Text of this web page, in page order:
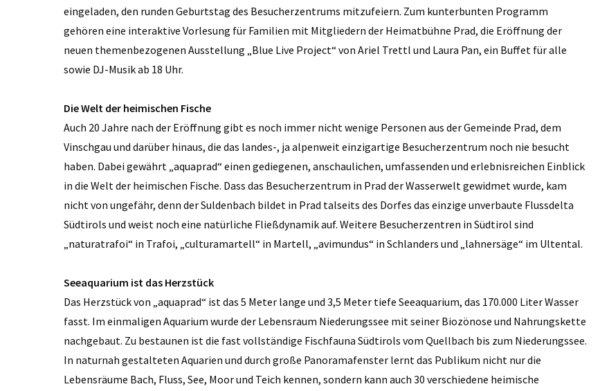
eingeladen, den runden Geburtstag des Besucherzentrums mitzufeiern. Zum kunterbunten Programm
gehören eine interaktive Vorlesung für Familien mit Mitgliedern der Heimatbühne Prad, die Eröffnung der
neuen themenbezogenen Ausstellung „Blue Live Project“ von Ariel Trettl und Laura Pan, ein Buffet für alle
sowie DJ-Musik ab 18 Uhr.
Die Welt der heimischen Fische
Auch 20 Jahre nach der Eröffnung gibt es noch immer nicht wenige Personen aus der Gemeinde Prad, dem
Vinschgau und darüber hinaus, die das landes-, ja alpenweit einzigartige Besucherzentrum noch nie besucht
haben. Dabei gewährt „aquaprad“ einen gediegenen, anschaulichen, umfassenden und erlebnisreichen Einblick
in die Welt der heimischen Fische. Dass das Besucherzentrum in Prad der Wasserwelt gewidmet wurde, kam
nicht von ungefähr, denn der Suldenbach bildet in Prad talseits des Dorfes das einzige unverbaute Flussdelta
Südtirols und weist noch eine natürliche Fließdynamik auf. Weitere Besucherzentren in Südtirol sind
„naturatrafoi“ in Trafoi, „culturamartell“ in Martell, „avimundus“ in Schlanders und „lahnersäge“ im Ultental.
Seeaquarium ist das Herzstück
Das Herzstück von „aquaprad“ ist das 5 Meter lange und 3,5 Meter tiefe Seeaquarium, das 170.000 Liter Wasser
fasst. Im einmaligen Aquarium wurde der Lebensraum Niederungssee mit seiner Biozönose und Nahrungskette
nachgebaut. Zu bestaunen ist die fast vollständige Fischfauna Südtirols vom Quellbach bis zum Niederungssee.
In naturnah gestalteten Aquarien und durch große Panoramafenster lernt das Publikum nicht nur die
Lebensräume Bach, Fluss, See, Moor und Teich kennen, sondern kann auch 30 verschiedene heimische